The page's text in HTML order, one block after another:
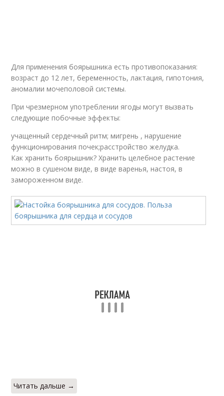
Для применения боярышника есть противопоказания:
возраст до 12 лет, беременность, лактация, гипотония,
аномалии мочеполовой системы.
При чрезмерном употреблении ягоды могут вызвать
следующие побочные эффекты:
учащенный сердечный ритм; мигрень , нарушение
функционирования почек;расстройство желудка.
Как хранить боярышник? Хранить целебное растение
можно в сушеном виде, в виде варенья, настоя, в
замороженном виде.
Читать дальше →